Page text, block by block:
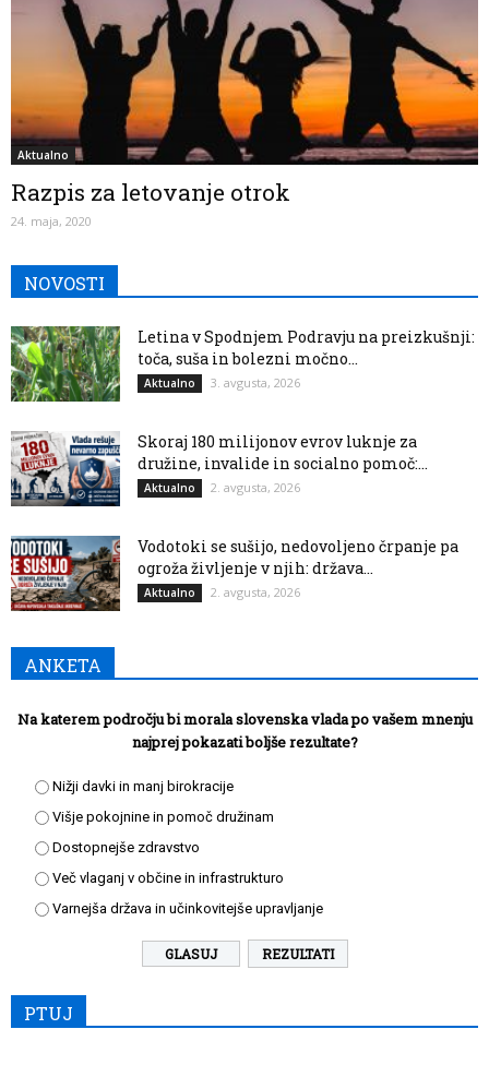
Aktualno
Razpis za letovanje otrok
24. maja, 2020
NOVOSTI
Letina v Spodnjem Podravju na preizkušnji:
toča, suša in bolezni močno...
Aktualno 3. avgusta, 2026
Skoraj 180 milijonov evrov luknje za
družine, invalide in socialno pomoč:...
Aktualno 2. avgusta, 2026
Vodotoki se sušijo, nedovoljeno črpanje pa
ogroža življenje v njih: država...
Aktualno 2. avgusta, 2026
ANKETA
Na katerem področju bi morala slovenska vlada po vašem mnenju
najprej pokazati boljše rezultate?
Nižji davki in manj birokracije
Višje pokojnine in pomoč družinam
Dostopnejše zdravstvo
Več vlaganj v občine in infrastrukturo
Varnejša država in učinkovitejše upravljanje
REZULTATI
PTUJ